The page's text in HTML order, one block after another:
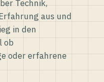
Technik,
aus und
in den
ob
oder erfahrene